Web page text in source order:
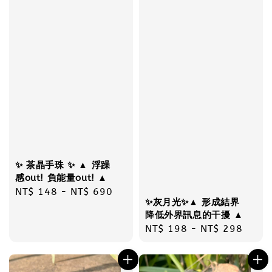
✨ 茶晶手珠 ✨ ▲ 浮躁
感out! 負能量out! ▲
Regular
NT$ 148 - NT$ 690
✨灰月光✨▲ 形成結界
降低外界訊息的干擾 ▲
Regular
NT$ 198 - NT$ 298